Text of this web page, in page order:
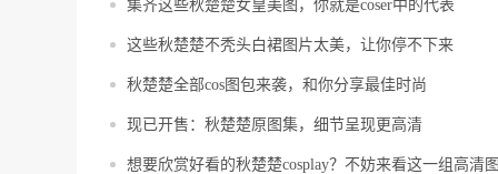
集齐这些秋楚楚女皇美图，你就是coser中的代表
这些秋楚楚不秃头白裙图片太美，让你停不下来
秋楚楚全部cos图包来袭，和你分享最佳时尚
现已开售：秋楚楚原图集，细节呈现更高清
想要欣赏好看的秋楚楚cosplay？不妨来看这一组高清图